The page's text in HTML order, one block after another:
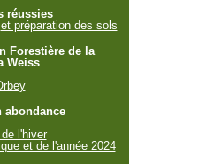
réussies
et préparation des sols
Forestière de la
Weiss
abondance
l'hiver
et de l'année 2024